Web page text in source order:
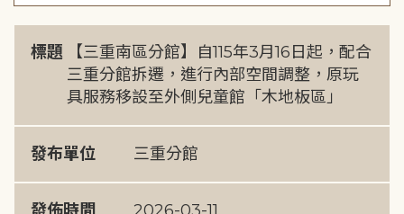
標題
【三重南區分館】自115年3月16日起，配合
三重分館拆遷，進行內部空間調整，原玩
具服務移設至外側兒童館「木地板區」
發布單位 三重分館